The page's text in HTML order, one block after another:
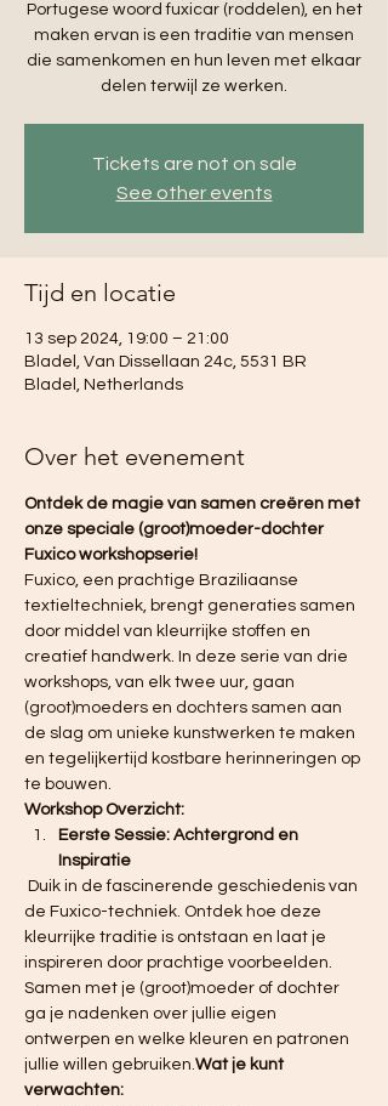
Portugese woord fuxicar (roddelen), en het
maken ervan is een traditie van mensen
die samenkomen en hun leven met elkaar
delen terwijl ze werken.
Tickets are not on sale
See other events
Tijd en locatie
13 sep 2024, 19:00 – 21:00
Bladel, Van Dissellaan 24c, 5531 BR
Bladel, Netherlands
Over het evenement
Ontdek de magie van samen creëren met
onze speciale (groot)moeder-dochter
Fuxico workshopserie!
Fuxico, een prachtige Braziliaanse
textieltechniek, brengt generaties samen
door middel van kleurrijke stoffen en
creatief handwerk. In deze serie van drie
workshops, van elk twee uur, gaan
(groot)moeders en dochters samen aan
de slag om unieke kunstwerken te maken
en tegelijkertijd kostbare herinneringen op
te bouwen.
Workshop Overzicht:
Eerste Sessie: Achtergrond en
Inspiratie
de Fuxico-techniek. Ontdek hoe deze
kleurrijke traditie is ontstaan en laat je
inspireren door prachtige voorbeelden.
Samen met je (groot)moeder of dochter
ga je nadenken over jullie eigen
ontwerpen en welke kleuren en patronen
jullie willen gebruiken.Wat je kunt
verwachten: